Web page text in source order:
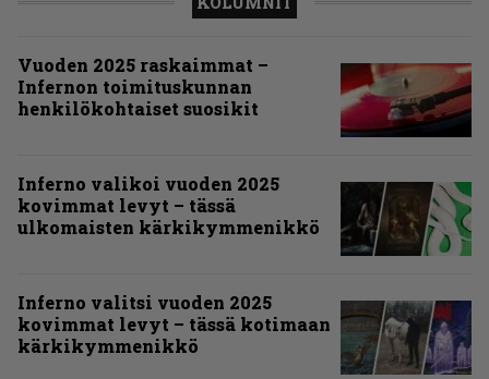
Vuoden 2025 raskaimmat –
Infernon toimituskunnan
henkilökohtaiset suosikit
Inferno valikoi vuoden 2025
kovimmat levyt – tässä
ulkomaisten kärkikymmenikkö
Inferno valitsi vuoden 2025
kovimmat levyt – tässä kotimaan
kärkikymmenikkö